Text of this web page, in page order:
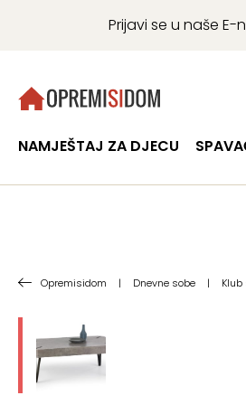
Prijavi se u naše
NAMJEŠTAJ ZA DJECU
Opremisidom | Dnevne sobe | Klub